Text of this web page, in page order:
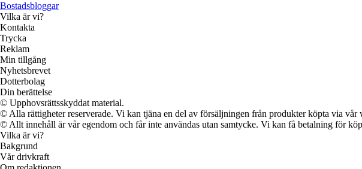
Bostadsbloggar
Vilka är vi?
Kontakta
Trycka
Reklam
Min tillgång
Nyhetsbrevet
Dotterbolag
Din berättelse
© Upphovsrättsskyddat material.
© Alla rättigheter reserverade. Vi kan tjäna en del av försäljningen från produkter köpta via vår
© Allt innehåll är vår egendom och får inte användas utan samtycke. Vi kan få betalning för
Vilka är vi?
Bakgrund
Vår drivkraft